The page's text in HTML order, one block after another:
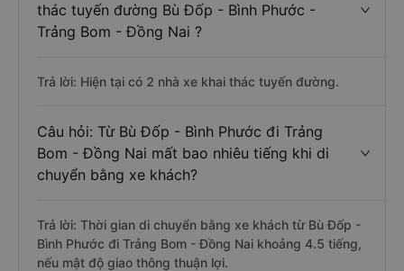
thác tuyến đường Bù Đốp - Bình Phước -
Trảng Bom - Đồng Nai ?
Trả lời: Hiện tại có 2 nhà xe khai thác tuyến đường.
Câu hỏi: Từ Bù Đốp - Bình Phước đi Trảng
Bom - Đồng Nai mất bao nhiêu tiếng khi di
chuyển bằng xe khách?
Trả lời: Thời gian di chuyển bằng xe khách từ Bù Đốp -
Bình Phước đi Trảng Bom - Đồng Nai khoảng 4.5 tiếng,
nếu mật độ giao thông thuận lợi.